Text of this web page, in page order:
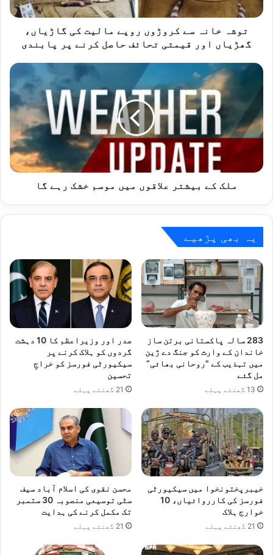
گاڑیاں،
گھڑیاں
قیمتی
حاصل
توشہ خانہ سے کروڑوں روپے مالیت کی گاڑیاں،
گھڑیاں اور قیمتی تحائف حاصل کرنے پر پابندی
ملک
علاقوں
میں
موسم
خشک
گا
ملک کے بیشتر علاقوں میں موسم خشک رہے گا
یہ بھی پڑھیے
283 سالہ پاکستانی برتن ساز
خاندان کے وارث کو جنگ دے ژین
میں تہذیب کے "روحانی بھائی”
مل گئے
13 گھنٹے پہلے
صدر اور وزیراعظم کا 10 دہشت
گردوں کو ہلاک کرنے پر
سیکیورٹی فورسز کو خراجِ
تحسین
21 گھنٹے پہلے
خیبرپختونخوا میں سیکیورٹی
فورسز کی کارروائیاں، 10
خوارج ہلاک
21 گھنٹے پہلے
محسن نقوی کی اسلام آباد سیف
سٹی توسیعی منصوبہ 30 ستمبر
تک مکمل کرنے کی ہدایت
21 گھنٹے پہلے